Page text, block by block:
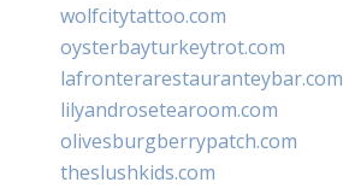
wolfcitytattoo.com
oysterbayturkeytrot.com
lafronterarestauranteybar.com
lilyandrosetearoom.com
olivesburgberrypatch.com
theslushkids.com